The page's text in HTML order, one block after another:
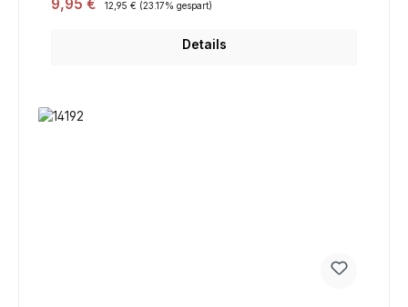
9,95 € 12,95 € (23.17% gespart)
Details